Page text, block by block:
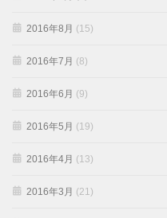
2016年8月 (15)
2016年7月 (8)
2016年6月 (9)
2016年5月 (19)
2016年4月 (13)
2016年3月 (21)